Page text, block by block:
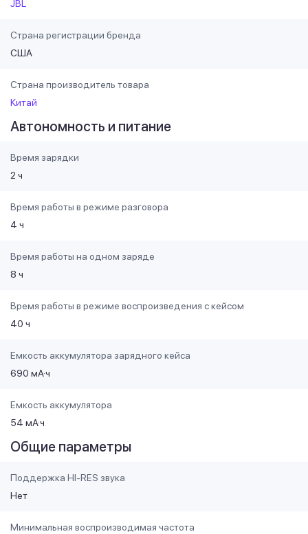
JBL
Страна регистрации бренда
США
Страна производитель товара
Китай
Автономность и питание
Время зарядки
2 ч
Время работы в режиме разговора
4 ч
Время работы на одном заряде
8 ч
Время работы в режиме воспроизведения с кейсом
40 ч
Емкость аккумулятора зарядного кейса
690 мА·ч
Емкость аккумулятора
54 мА·ч
Общие параметры
Поддержка HI-RES звука
Нет
Минимальная воспроизводимая частота